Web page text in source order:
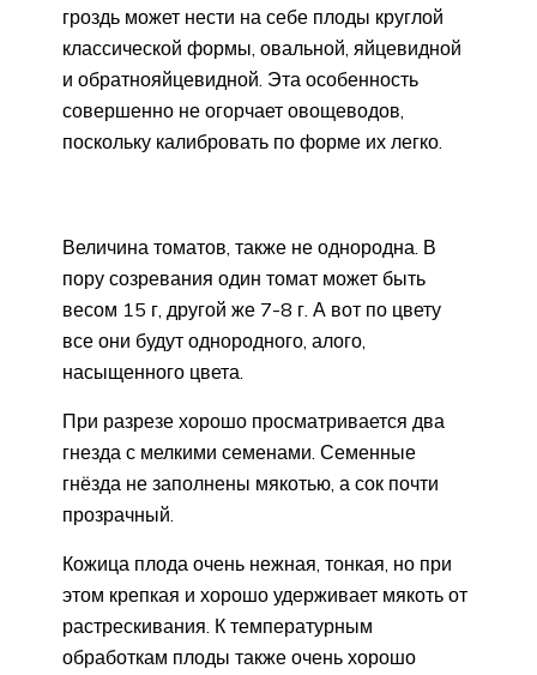
гроздь может нести на себе плоды круглой
классической формы, овальной, яйцевидной
и обратнояйцевидной. Эта особенность
совершенно не огорчает овощеводов,
поскольку калибровать по форме их легко.
Величина томатов, также не однородна. В
пору созревания один томат может быть
весом 15 г, другой же 7-8 г. А вот по цвету
все они будут однородного, алого,
насыщенного цвета.
При разрезе хорошо просматривается два
гнезда с мелкими семенами. Семенные
гнёзда не заполнены мякотью, а сок почти
прозрачный.
Кожица плода очень нежная, тонкая, но при
этом крепкая и хорошо удерживает мякоть от
растрескивания. К температурным
обработкам плоды также очень хорошо